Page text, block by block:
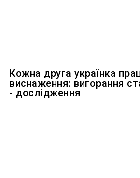
Кожна друга українка
виснаження: вигорання
- дослідження